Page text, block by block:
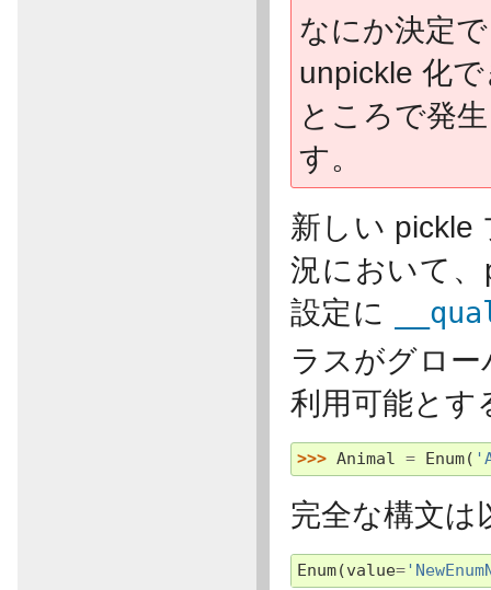
なにか決定
unpickle 化
ところで発
す。
新しい pickle
況において
設定に
ラスがグロ
利用可能とす
>>> Animal = Enum(
完全な構文は
Enum(value=